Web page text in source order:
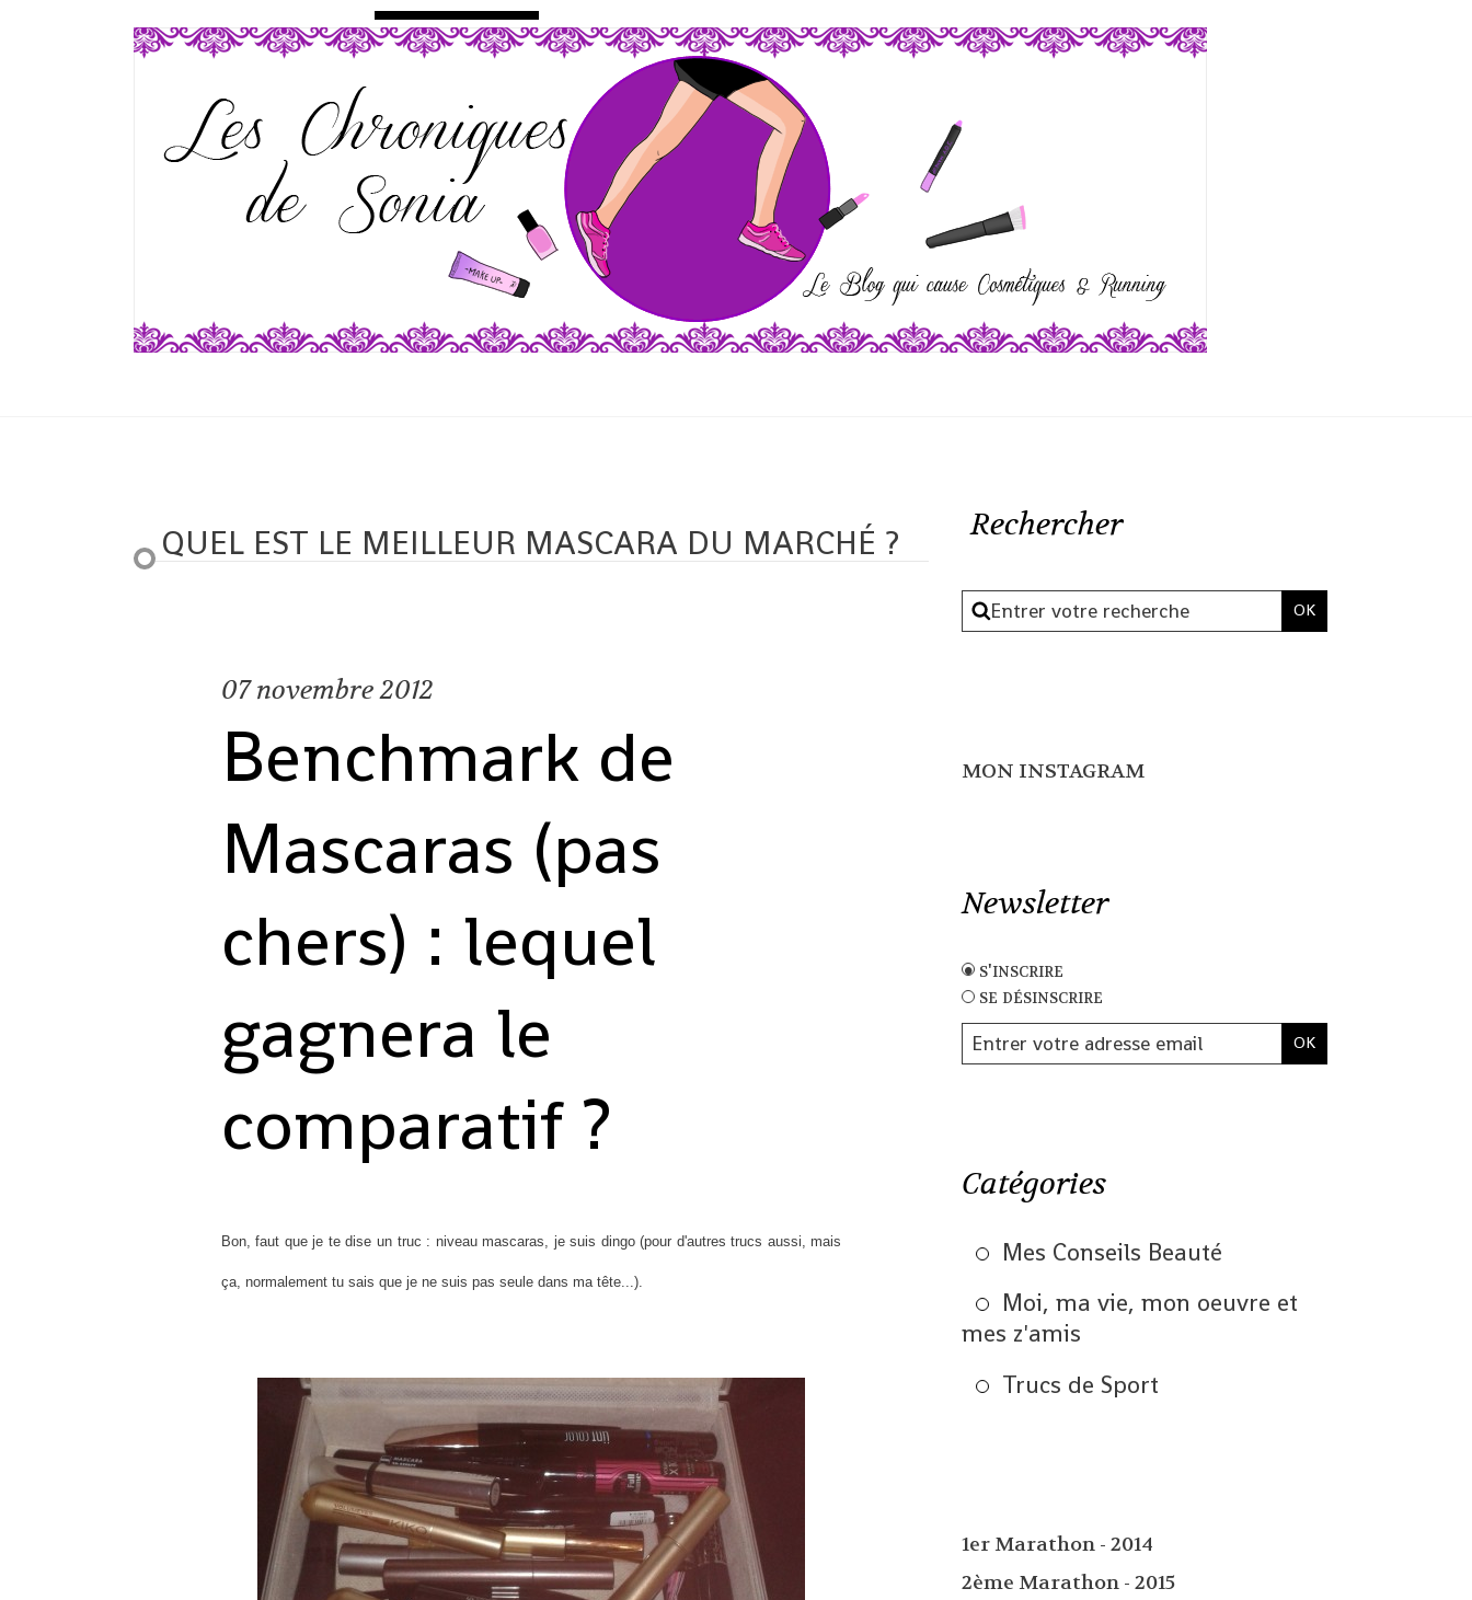
QUEL EST LE MEILLEUR MASCARA DU MARCHÉ ?
07 novembre 2012
Benchmark de
Mascaras (pas
chers) : lequel
gagnera le
comparatif ?
Bon, faut que je te dise un truc : niveau mascaras, je suis dingo (pour d'autres trucs aussi, mais
ça, normalement tu sais que je ne suis pas seule dans ma tête...).
Rechercher
MON INSTAGRAM
Newsletter
s'inscrire
se désinscrire
Catégories
Mes Conseils Beauté
Moi, ma vie, mon oeuvre et
mes z'amis
Trucs de Sport
1er Marathon - 2014
2ème Marathon - 2015